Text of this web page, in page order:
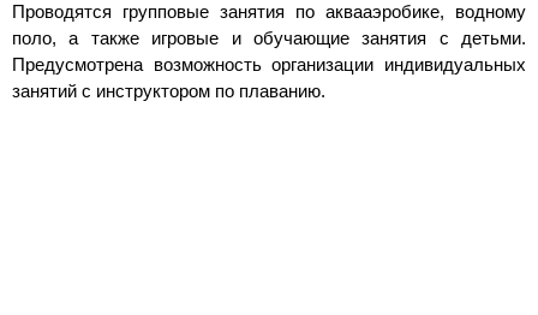
Проводятся групповые занятия по аквааэробике, водному
поло, а также игровые и обучающие занятия с детьми.
Предусмотрена возможность организации индивидуальных
занятий с инструктором по плаванию.